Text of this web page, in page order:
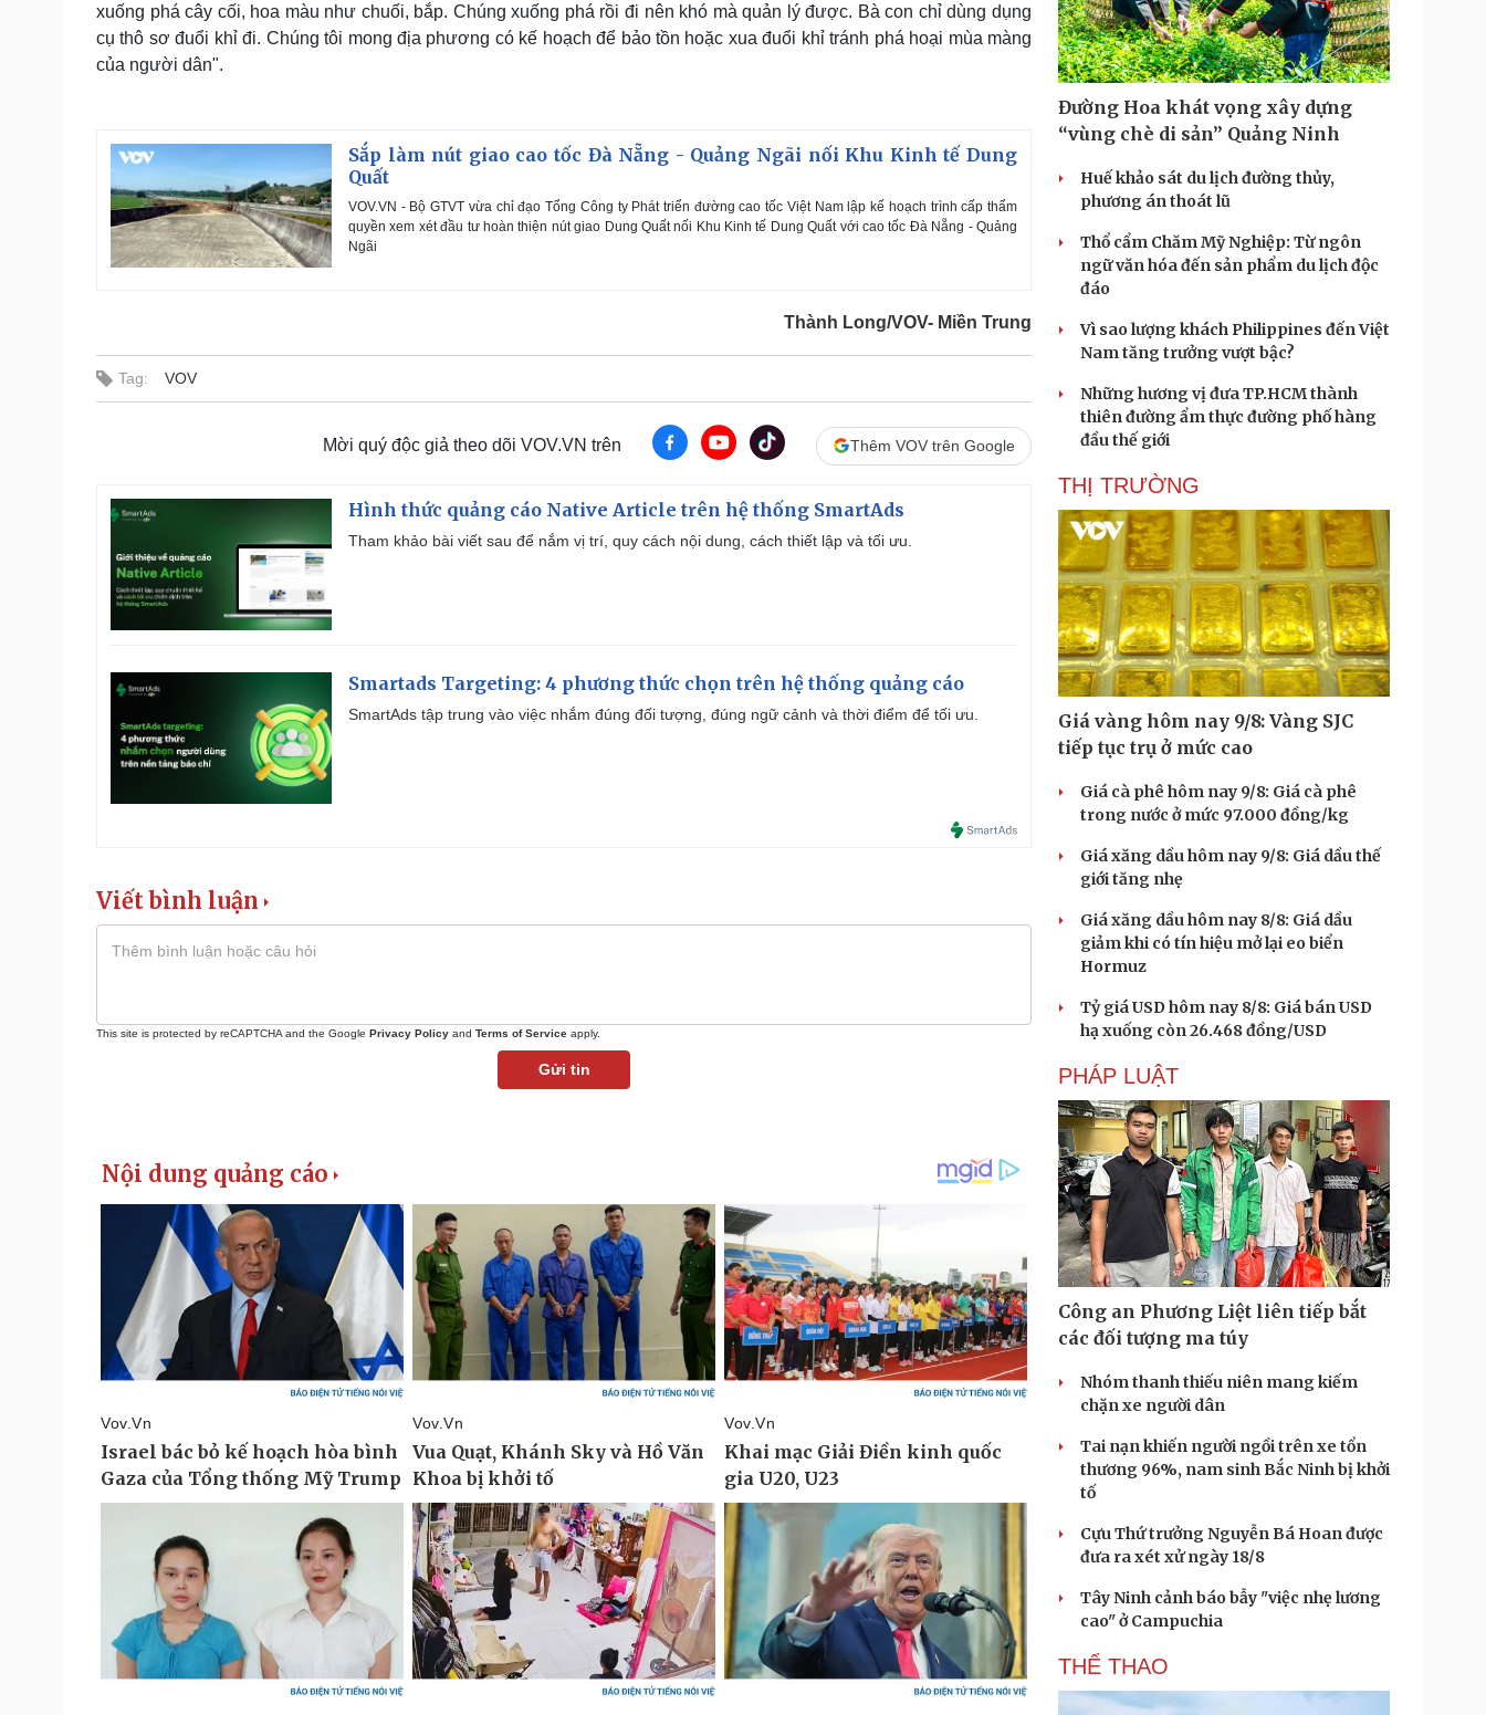
xuống phá cây cối, hoa màu như chuối, bắp. Chúng xuống phá rồi đi nên khó mà quản lý được. Bà con chỉ dùng dụng
cụ thô sơ đuổi khỉ đi. Chúng tôi mong địa phương có kế hoạch để bảo tồn hoặc xua đuổi khỉ tránh phá hoại mùa màng
của người dân".
Sắp làm nút giao cao tốc Đà Nẵng - Quảng Ngãi nối Khu Kinh tế Dung
Quất
VOV.VN - Bộ GTVT vừa chỉ đạo Tổng Công ty Phát triển đường cao tốc Việt Nam lập kế hoạch trình cấp thẩm
quyền xem xét đầu tư hoàn thiện nút giao Dung Quất nối Khu Kinh tế Dung Quất với cao tốc Đà Nẵng - Quảng
Ngãi
Thành Long/VOV- Miền Trung
Tag: VOV
Mời quý độc giả theo dõi VOV.VN trên Thêm VOV trên Google
Hình thức quảng cáo Native Article trên hệ thống SmartAds
Tham khảo bài viết sau để nắm vị trí, quy cách nội dung, cách thiết lập và tối ưu.
Smartads Targeting: 4 phương thức chọn trên hệ thống quảng cáo
SmartAds tập trung vào việc nhắm đúng đối tượng, đúng ngữ cảnh và thời điểm để tối ưu.
Viết bình luận
This site is protected by reCAPTCHA and the Google Privacy Policy and Terms of Service apply.
Gửi tin
Đường Hoa khát vọng xây dựng
“vùng chè di sản” Quảng Ninh
Huế khảo sát du lịch đường thủy,
phương án thoát lũ
Thổ cẩm Chăm Mỹ Nghiệp: Từ ngôn
ngữ văn hóa đến sản phẩm du lịch độc
đáo
Vì sao lượng khách Philippines đến Việt
Nam tăng trưởng vượt bậc?
Những hương vị đưa TP.HCM thành
thiên đường ẩm thực đường phố hàng
đầu thế giới
THỊ TRƯỜNG
Giá vàng hôm nay 9/8: Vàng SJC
tiếp tục trụ ở mức cao
Giá cà phê hôm nay 9/8: Giá cà phê
trong nước ở mức 97.000 đồng/kg
Giá xăng dầu hôm nay 9/8: Giá dầu thế
giới tăng nhẹ
Giá xăng dầu hôm nay 8/8: Giá dầu
giảm khi có tín hiệu mở lại eo biển
Hormuz
Tỷ giá USD hôm nay 8/8: Giá bán USD
hạ xuống còn 26.468 đồng/USD
PHÁP LUẬT
Công an Phương Liệt liên tiếp bắt
các đối tượng ma túy
Nhóm thanh thiếu niên mang kiếm
chặn xe người dân
Tai nạn khiến người ngồi trên xe tổn
thương 96%, nam sinh Bắc Ninh bị khởi
tố
Cựu Thứ trưởng Nguyễn Bá Hoan được
đưa ra xét xử ngày 18/8
Tây Ninh cảnh báo bẫy "việc nhẹ lương
cao" ở Campuchia
THỂ THAO